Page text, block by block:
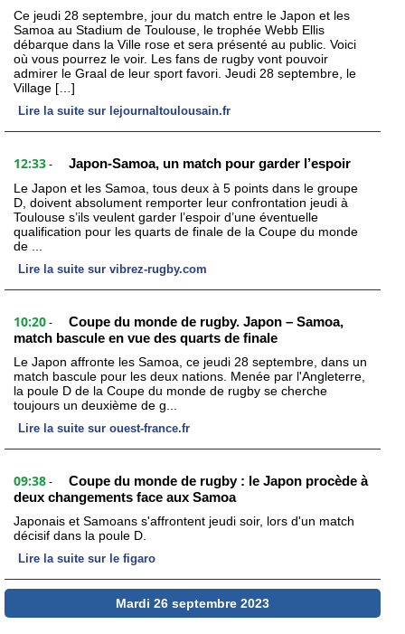
Ce jeudi 28 septembre, jour du match entre le Japon et les
Samoa au Stadium de Toulouse, le trophée Webb Ellis
débarque dans la Ville rose et sera présenté au public. Voici
où vous pourrez le voir. Les fans de rugby vont pouvoir
admirer le Graal de leur sport favori. Jeudi 28 septembre, le
Village […]
Lire la suite sur lejournaltoulousain.fr
12:33 - Japon-Samoa, un match pour garder l’espoir
Le Japon et les Samoa, tous deux à 5 points dans le groupe
D, doivent absolument remporter leur confrontation jeudi à
Toulouse s’ils veulent garder l’espoir d’une éventuelle
qualification pour les quarts de finale de la Coupe du monde
de ...
Lire la suite sur vibrez-rugby.com
10:20 -
Coupe du monde de rugby. Japon – Samoa,
match bascule en vue des quarts de finale
Le Japon affronte les Samoa, ce jeudi 28 septembre, dans un
match bascule pour les deux nations. Menée par l'Angleterre,
la poule D de la Coupe du monde de rugby se cherche
toujours un deuxième de g...
Lire la suite sur ouest-france.fr
09:38 -
Coupe du monde de rugby : le Japon procède à
deux changements face aux Samoa
Japonais et Samoans s'affrontent jeudi soir, lors d'un match
décisif dans la poule D.
Lire la suite sur le figaro
Mardi 26 septembre 2023